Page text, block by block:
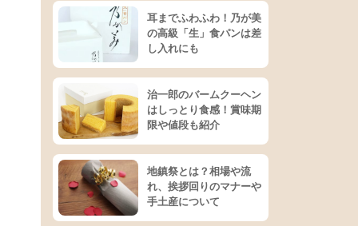
耳までふわふわ！乃が美
の高級「生」食パンは差
し入れにも
治一郎のバームクーヘン
はしっとり食感！賞味期
限や値段も紹介
地鎮祭とは？相場や流
れ、挨拶回りのマナーや
手土産について